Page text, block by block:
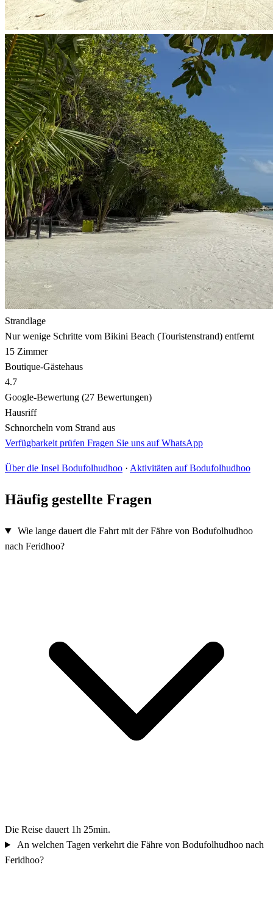
Strandlage
Nur wenige Schritte vom Bikini Beach (Touristenstrand) entfernt
15 Zimmer
Boutique-Gästehaus
4.7
Google-Bewertung (27 Bewertungen)
Hausriff
Schnorcheln vom Strand aus
Verfügbarkeit prüfen Fragen Sie uns auf WhatsApp
Über die Insel Bodufolhudhoo · Aktivitäten auf Bodufolhudhoo
Häufig gestellte Fragen
Wie lange dauert die Fahrt mit der Fähre von Bodufolhudhoo
nach Feridhoo?
Die Reise dauert 1h 25min.
An welchen Tagen verkehrt die Fähre von Bodufolhudhoo nach
Feridhoo?